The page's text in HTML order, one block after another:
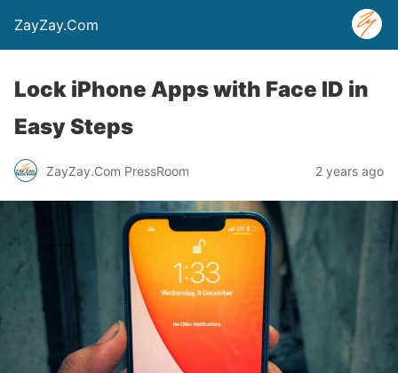
ZayZay.Com
Lock iPhone Apps with Face ID in
Easy Steps
ZayZay.Com PressRoom 2 years ago